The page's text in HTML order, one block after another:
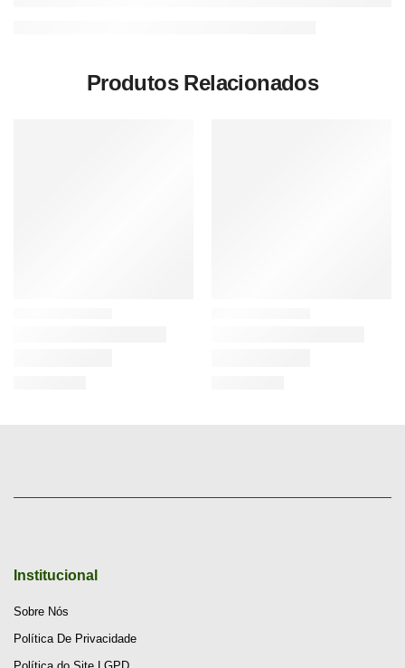
Produtos Relacionados
Institucional
Sobre Nós
Política De Privacidade